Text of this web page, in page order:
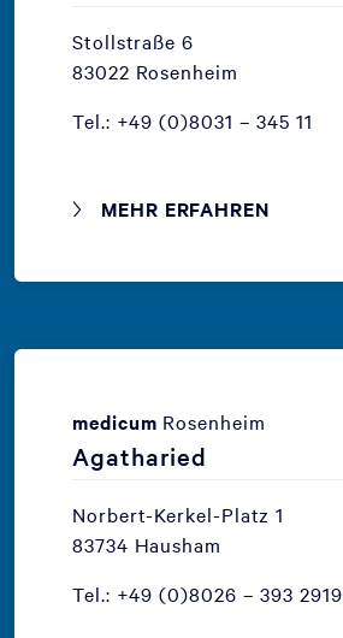
Stollstraße 6
83022 Rosenheim
Tel.: +49 (0)8031 – 345 11
MEHR ERFAHREN
medicum Rosenheim
Agatharied
Norbert-Kerkel-Platz 1
83734 Hausham
Tel.: +49 (0)8026 – 393 2919